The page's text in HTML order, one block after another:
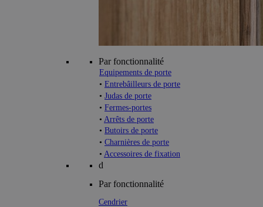
Par fonctionnalité
Equipements de porte
• Entrebâilleurs de porte
• Judas de porte
• Fermes-portes
• Arrêts de porte
• Butoirs de porte
• Charnières de porte
• Accessoires de fixation
d
Par fonctionnalité
Cendrier